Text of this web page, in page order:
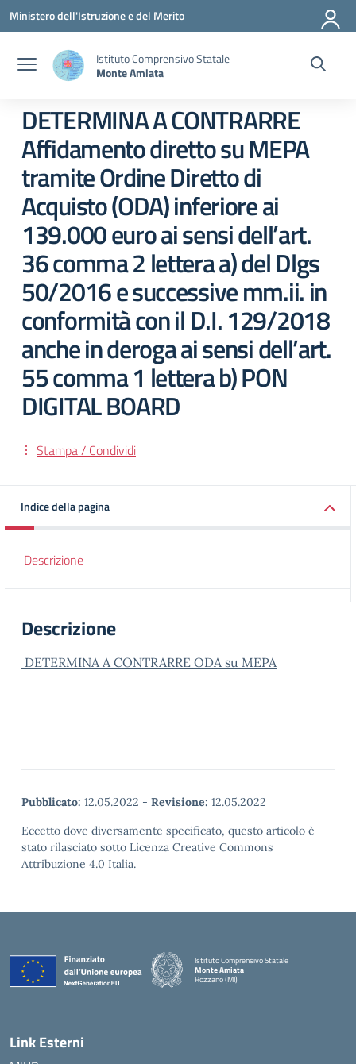
Vai ai contenuti
Vai al menu di navigazione
Vai al footer
Ministero dell'Istruzione e del Merito
Istituto Comprensivo Statale
Monte Amiata
DETERMINA A CONTRARRE
Affidamento diretto su MEPA
tramite Ordine Diretto di
Acquisto (ODA) inferiore ai
139.000 euro ai sensi dell’art.
36 comma 2 lettera a) del Dlgs
50/2016 e successive mm.ii. in
conformità con il D.I. 129/2018
anche in deroga ai sensi dell’art.
55 comma 1 lettera b) PON
DIGITAL BOARD
Stampa / Condividi
Indice della pagina
Descrizione
Descrizione
DETERMINA A CONTRARRE ODA su MEPA
Pubblicato: 12.05.2022 - Revisione: 12.05.2022
Eccetto dove diversamente specificato, questo articolo è
stato rilasciato sotto Licenza Creative Commons
Attribuzione 4.0 Italia.
Istituto Comprensivo Statale
Monte Amiata
Rozzano (MI)
Link Esterni